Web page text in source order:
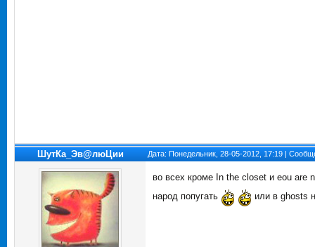
ШутКа_Эв@люЦии Дата: Понедельник, 28-05-2012, 17:19 |
во всех кроме In the closet и eou are
народ попугать
или в ghosts